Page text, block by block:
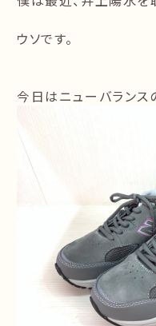
ウソです。
今日はニューバランス